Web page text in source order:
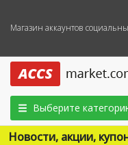
Магазин аккаунтов
Выберите
Новости, акции,